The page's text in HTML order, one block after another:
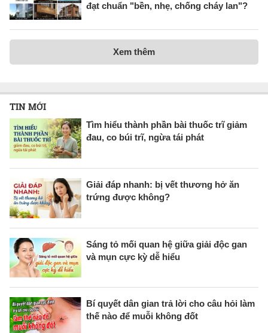
đạt chuẩn "bền, nhẹ, chống cháy lan"?
Xem thêm
TIN MỚI
Tìm hiểu thành phần bài thuốc trĩ giảm
đau, co búi trĩ, ngừa tái phát
Giải đáp nhanh: bị vết thương hở ăn
trứng được không?
Sáng tỏ mối quan hệ giữa giải độc gan
và mụn cực kỳ dễ hiểu
Bí quyết dân gian trả lời cho câu hỏi làm
thế nào để muỗi không đốt